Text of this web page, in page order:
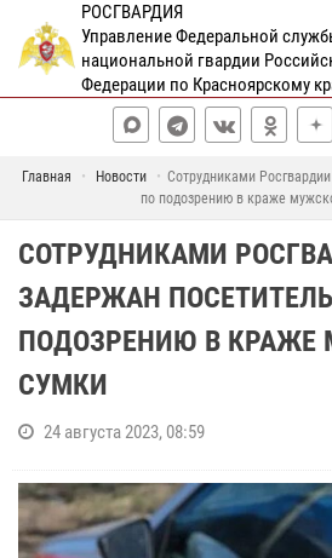
РОСГВАРДИЯ
Управление Федеральной
национальной гвардии
Федерации по Красноярскому
Главная Новости
Сотрудниками
по подозрению в краже
СОТРУДНИКАМИ
ЗАДЕРЖАН
ПОДОЗРЕНИЮ В КРАЖЕ
СУМКИ
24 августа 2023, 08:59